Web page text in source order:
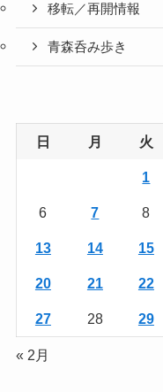
移転／再開情報
青森呑み歩き
日 月 火
1
6 7 8
13 14 15
20 21 22
27 28 29
« 2月